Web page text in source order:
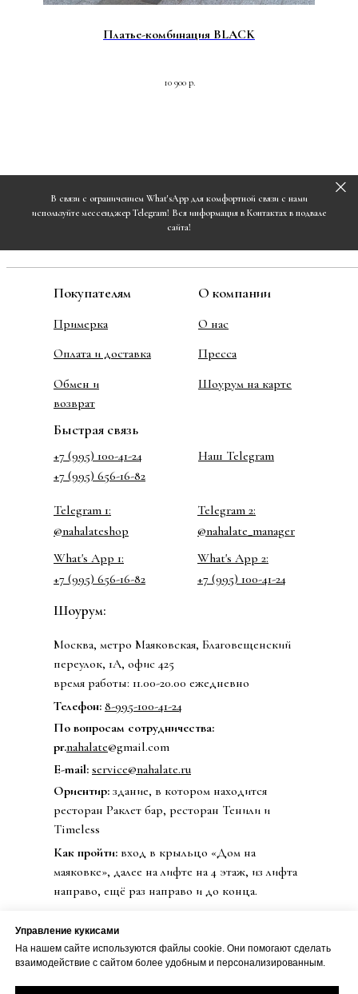
Платье-комбинация BLACK
10 900 р.
В связи с ограничением What'sApp для комфортной связи с нами
используйте мессенджер Telegram! Вся информация в Контактах в подвале
сайта!
Примерка
О нас
Оплата и доставка
Обмен и
возврат
Покупателям О компании
© 2020 Бренд одежды nahalate
Пресса
Ориентир: здание, в котором находится
ресторан Раклет бар, ресторан Тенили и
Timeless
Шоурум:
Москва, метро Маяковская, Благовещенский
переулок, 1А, офис 425
время работы: 11.00-20.00 ежедневно
Шоурум на карте
Как пройти: вход в крыльцо «Дом на
маяковке», далее на лифте на 4 этаж, из лифта
направо, ещё раз направо и до конца.
Телефон: 8-995-100-41-24
E-mail: service@nahalate.ru
Быстрая связь
По вопросам сотрудничества:
pr.nahalate@gmail.com
+7 (995) 100-41-24
Telegram 1:
Наш Telegram
@nahalate_manager
Telegram 2:
@nahalateshop
What's App 1:
+7 (995) 100-41-24
What's App 2:
+7 (995) 656-16-82
+7 (995) 656-16-82
Управление кукисами
На нашем сайте используются файлы cookie. Они помогают сделать
взаимодействие с сайтом более удобным и персонализированным.